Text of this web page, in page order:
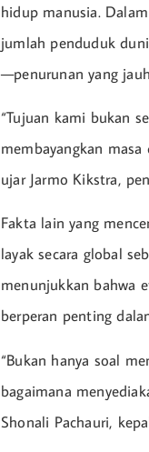
hidup manusia.
jumlah penduduk
—penurunan yang
“Tujuan kami bukan
membayangkan
ujar Jarmo Kikstra,
Fakta lain yang
layak secara global
menunjukkan bahwa
berperan penting
“Bukan hanya soal
bagaimana
Shonali Pachauri,